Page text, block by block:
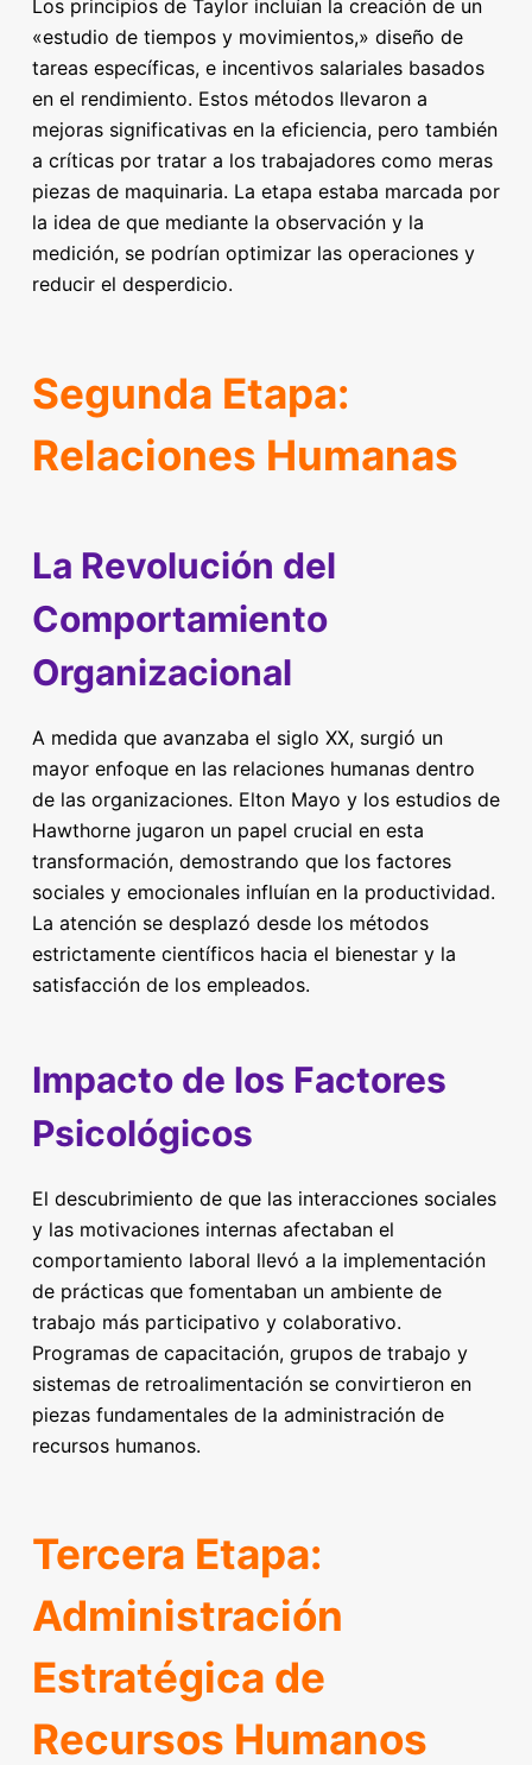
Los principios de Taylor incluían la creación de un
«estudio de tiempos y movimientos,» diseño de
tareas específicas, e incentivos salariales basados
en el rendimiento. Estos métodos llevaron a
mejoras significativas en la eficiencia, pero también
a críticas por tratar a los trabajadores como meras
piezas de maquinaria. La etapa estaba marcada por
la idea de que mediante la observación y la
medición, se podrían optimizar las operaciones y
reducir el desperdicio.
Segunda Etapa:
Relaciones Humanas
La Revolución del
Comportamiento
Organizacional
A medida que avanzaba el siglo XX, surgió un
mayor enfoque en las relaciones humanas dentro
de las organizaciones. Elton Mayo y los estudios de
Hawthorne jugaron un papel crucial en esta
transformación, demostrando que los factores
sociales y emocionales influían en la productividad.
La atención se desplazó desde los métodos
estrictamente científicos hacia el bienestar y la
satisfacción de los empleados.
Impacto de los Factores
Psicológicos
El descubrimiento de que las interacciones sociales
y las motivaciones internas afectaban el
comportamiento laboral llevó a la implementación
de prácticas que fomentaban un ambiente de
trabajo más participativo y colaborativo.
Programas de capacitación, grupos de trabajo y
sistemas de retroalimentación se convirtieron en
piezas fundamentales de la administración de
recursos humanos.
Tercera Etapa:
Administración
Estratégica de
Recursos Humanos